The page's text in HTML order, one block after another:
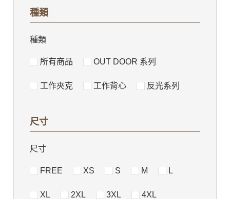
種類
種類
所有商品 OUT DOOR 系列
工作夾克 工作背心 反光系列
尺寸
尺寸
FREE XS S M L
XL 2XL 3XL 4XL